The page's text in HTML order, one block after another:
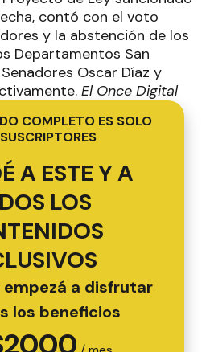
contó con el voto
y la abstención de los
Departamentos San
Oscar Díaz y
El Once Digital
COMPLETO ES SOLO
A ESTE Y A
LOS
a disfrutar
los beneficios
2000